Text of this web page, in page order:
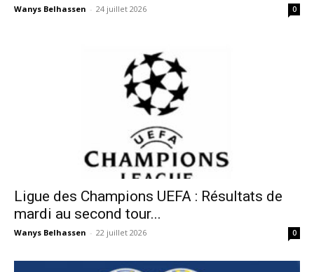
Wanys Belhassen - 24 juillet 2026 0
Ligue des Champions UEFA : Résultats de
mardi au second tour...
Wanys Belhassen - 22 juillet 2026 0